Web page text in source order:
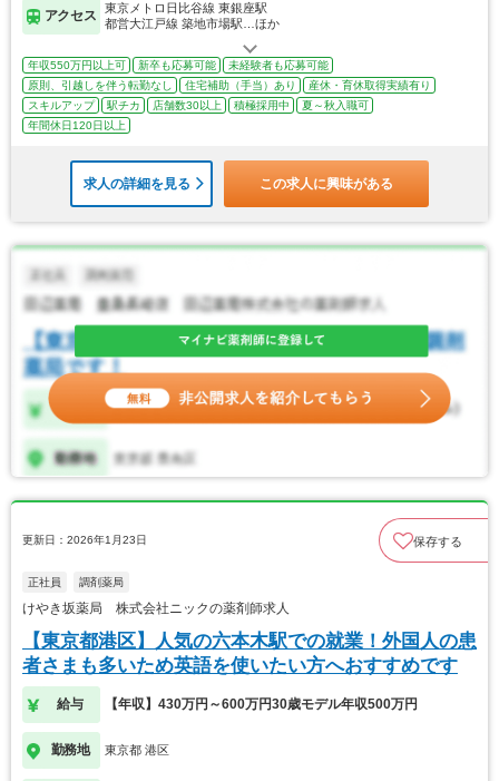
アクセス
東京メトロ日比谷線 東銀座駅
都営大江戸線 築地市場駅…ほか
年収550万円以上可 新卒も応募可能
未経験者も応募可能
原則、引越しを伴う転勤なし
住宅補助（手当）あり
産休・育休取得実績有り
スキルアップ
駅チカ 店舗数30以上 積極採用中
夏～秋入職可
年間休日120日以上
求人の詳細を見る この求人に興味がある
更新日：2026年1月23日 保存する
正社員 調剤薬局
けやき坂薬局 株式会社ニックの薬剤師求人
【東京都港区】人気の六本木駅での就業！外国人の患
者さまも多いため英語を使いたい方へおすすめです
給与 【年収】430万円～600万円30歳モデル年収500万円
勤務地 東京都 港区